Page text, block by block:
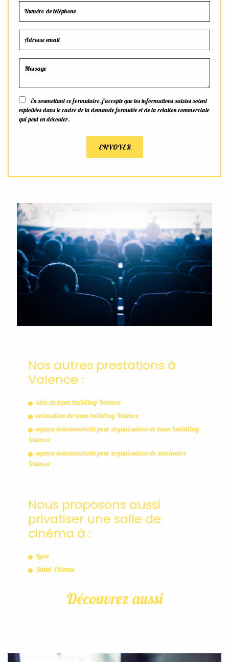
En soumettant ce formulaire, j'accepte que les informations saisies soient
exploitées dans le cadre de la demande formulée et de la relation commerciale
qui peut en découler.
Nos autres prestations à
Valence :
idée de team building Valence
animation de team building Valence
agence événementielle pour organisation de team buildling
Valence
agence événementielle pour organisation de séminaire
Valence
Nous proposons aussi
privatiser une salle de
cinéma à :
Lyon
Saint-Étienne
Découvrez aussi